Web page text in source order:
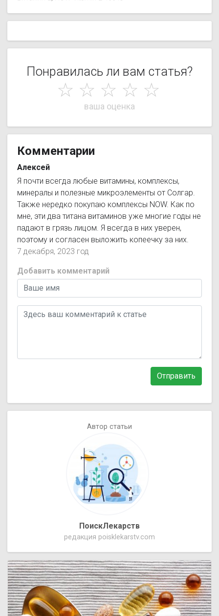
Понравилась ли вам статья?
☆
☆
☆
☆
☆
Комментарии
Алексей
Я почти всегда любые витамины, комплексы,
минералы и полезные микроэлементы от Солгар.
Также нередко покупаю комплексы NOW. Как по
мне, эти два титана витаминов уже многие годы не
падают в грязь лицом. Я всегда в них уверен,
поэтому и согласен выложить копеечку за них.
7 декабря, 2023 год
Добавить комментарий
Отправить
Автор статьи
ПоискЛекарств
редакция poisklekarstv.com